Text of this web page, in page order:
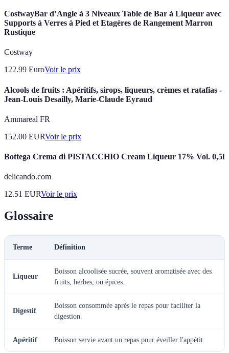
CostwayBar d’Angle à 3 Niveaux Table de Bar à Liqueur avec
Supports à Verres à Pied et Etagères de Rangement Marron
Rustique
Costway
122.99 EuroVoir le prix
Alcools de fruits : Apéritifs, sirops, liqueurs, crèmes et ratafias -
Jean-Louis Desailly, Marie-Claude Eyraud
Ammareal FR
152.00 EURVoir le prix
Bottega Crema di PISTACCHIO Cream Liqueur 17% Vol. 0,5l
delicando.com
12.51 EURVoir le prix
Glossaire
Terme Définition
Liqueur
Boisson alcoolisée sucrée, souvent aromatisée avec des
fruits, herbes, ou épices.
Digestif
Boisson consommée après le repas pour faciliter la
digestion.
Apéritif Boisson servie avant un repas pour éveiller l'appétit.